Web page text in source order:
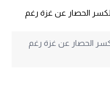
الحصار عن غزة رغم